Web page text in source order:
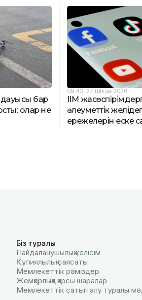
бар
олар не
09:40, 27 Шілде 2026
ІІМ
әлеуметтік желідегі
ережелерін еске
Біз туралы
Пайдаланушылық келiciм
Құпиялылық саясаты
Мемлекеттік рәміздер
Жемқорлыққа қарсы шаралар
Мемлекеттік сатып алу туралы